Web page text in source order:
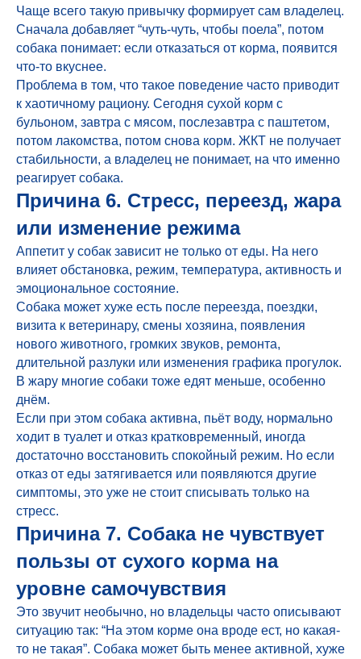
Чаще всего такую привычку формирует сам владелец.
Сначала добавляет “чуть-чуть, чтобы поела”, потом
собака понимает: если отказаться от корма, появится
что-то вкуснее.
Проблема в том, что такое поведение часто приводит
к хаотичному рациону. Сегодня сухой корм с
бульоном, завтра с мясом, послезавтра с паштетом,
потом лакомства, потом снова корм. ЖКТ не получает
стабильности, а владелец не понимает, на что именно
реагирует собака.
Причина 6. Стресс, переезд, жара
или изменение режима
Аппетит у собак зависит не только от еды. На него
влияет обстановка, режим, температура, активность и
эмоциональное состояние.
Собака может хуже есть после переезда, поездки,
визита к ветеринару, смены хозяина, появления
нового животного, громких звуков, ремонта,
длительной разлуки или изменения графика прогулок.
В жару многие собаки тоже едят меньше, особенно
днём.
Если при этом собака активна, пьёт воду, нормально
ходит в туалет и отказ кратковременный, иногда
достаточно восстановить спокойный режим. Но если
отказ от еды затягивается или появляются другие
симптомы, это уже не стоит списывать только на
стресс.
Причина 7. Собака не чувствует
пользы от сухого корма на
уровне самочувствия
Это звучит необычно, но владельцы часто описывают
ситуацию так: “На этом корме она вроде ест, но какая-
то не такая”. Собака может быть менее активной, хуже